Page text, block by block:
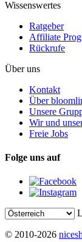
Wissenswertes
Ratgeber
Affiliate
Rückrufe
Über uns
Kontakt
Über
Unsere
Wir und
Freie Jobs
Folge uns auf
© 2010-2026